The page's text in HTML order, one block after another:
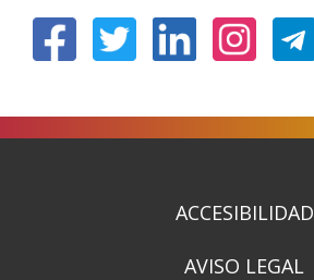
ACCESIBILIDAD
AVISO LEGAL